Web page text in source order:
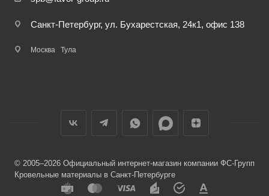
Санкт-Петербург, ул. Бухарестская, 24к1, офис 138
Москва Тула
© 2005–2026 Официальный интернет-магазин компании ФС-Групп
Кровельные материалы в Санкт-Петербурге